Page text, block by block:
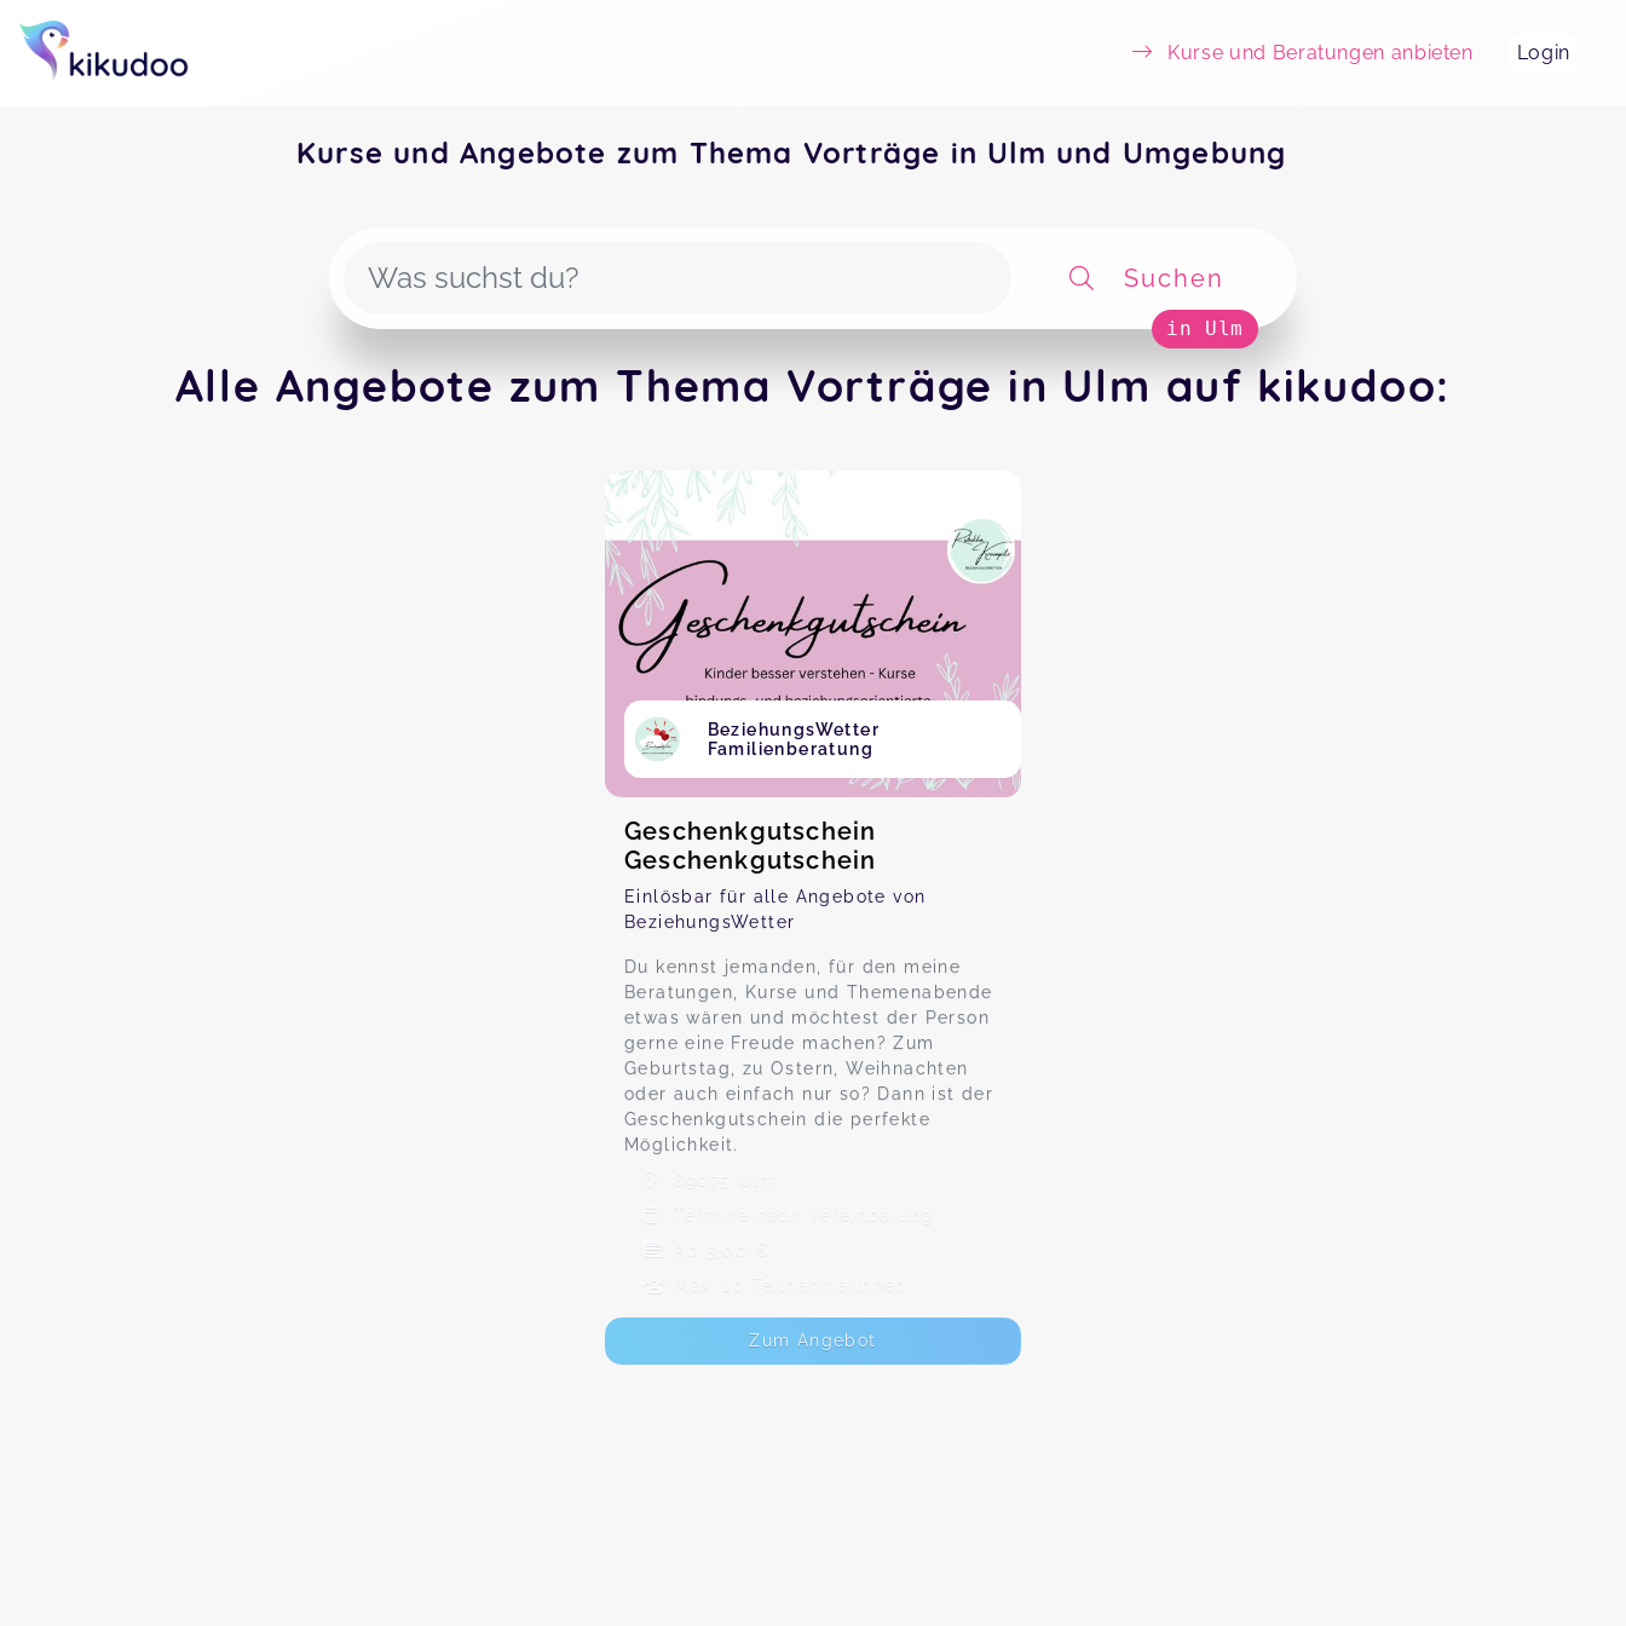
Kurse und Beratungen anbieten Login
Kurse und Angebote zum Thema Vorträge in Ulm und Umgebung
Suchen
in Ulm
Alle Angebote zum Thema Vorträge in Ulm auf kikudoo:
BeziehungsWetter
Familienberatung
Geschenkgutschein
Geschenkgutschein
Einlösbar für alle Angebote von
BeziehungsWetter
Du kennst jemanden, für den meine
Beratungen, Kurse und Themenabende
etwas wären und möchtest der Person
gerne eine Freude machen? Zum
Geburtstag, zu Ostern, Weihnachten
oder auch einfach nur so? Dann ist der
Geschenkgutschein die perfekte
Möglichkeit.
89075 Ulm
Termine nach Vereinbarung
Ab 5,00 €
Max. 10 TeilnehmerInnen
Zum Angebot